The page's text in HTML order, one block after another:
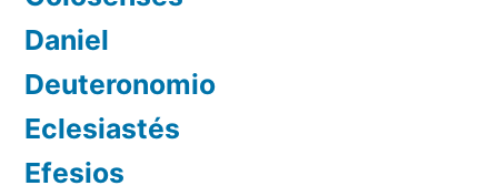
Daniel
Deuteronomio
Eclesiastés
Efesios